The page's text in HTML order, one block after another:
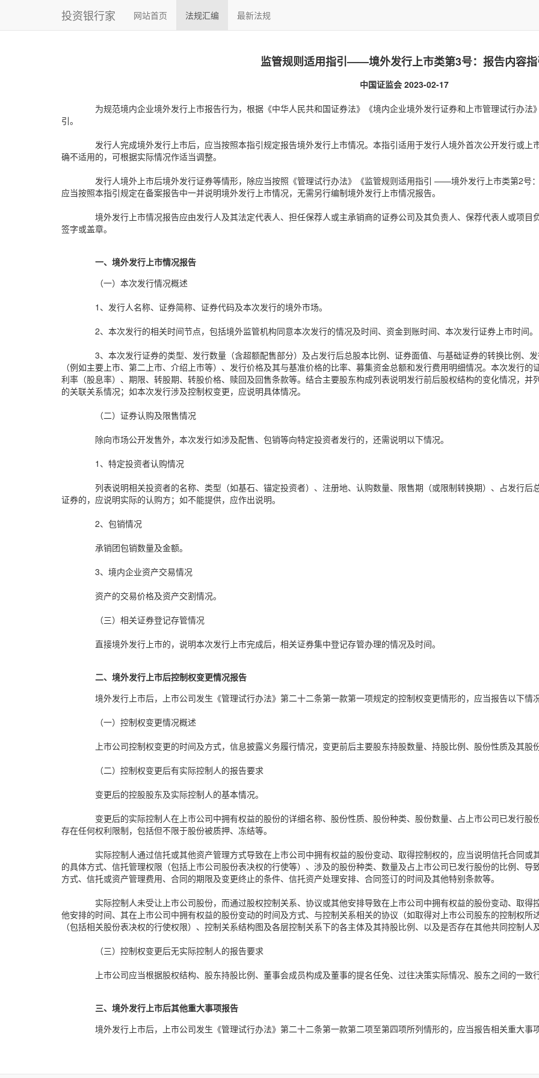
投资银行家 网站首页 法规汇编 最新法规
监管规则适用指引——境外发行上市类第3号：报告内容指
中国证监会 2023-02-17
为规范境内企业境外发行上市报告行为，根据《中华人民共和国证券法》《境内企业境外发行证券和上市管理试行办
引。
发行人完成境外发行上市后，应当按照本指引规定报告境外发行上市情况。本指引适用于发行人境外首次公开发行或
确不适用的，可根据实际情况作适当调整。
发行人境外上市后境外发行证券等情形，除应当按照《管理试行办法》《监管规则适用指引 ——境外发行上市类第2号
应当按照本指引规定在备案报告中一并说明境外发行上市情况，无需另行编制境外发行上市情况报告。
境外发行上市情况报告应由发行人及其法定代表人、担任保荐人或主承销商的证券公司及其负责人、保荐代表人或项
签字或盖章。
一、境外发行上市情况报告
（一）本次发行情况概述
1、发行人名称、证券简称、证券代码及本次发行的境外市场。
2、本次发行的相关时间节点，包括境外监管机构同意本次发行的情况及时间、资金到账时间、本次发行证券上市时间。
3、本次发行证券的类型、发行数量（含超额配售部分）及占发行后总股本比例、证券面值、与基础证券的转换比例、
（例如主要上市、第二上市、介绍上市等）、发行价格及其与基准价格的比率、募集资金总额和发行费用明细情况。本次发行
利率（股息率）、期限、转股期、转股价格、赎回及回售条款等。结合主要股东构成列表说明发行前后股权结构的变化情况，
的关联关系情况；如本次发行涉及控制权变更，应说明具体情况。
（二）证券认购及限售情况
除向市场公开发售外，本次发行如涉及配售、包销等向特定投资者发行的，还需说明以下情况。
1、特定投资者认购情况
列表说明相关投资者的名称、类型（如基石、锚定投资者）、注册地、认购数量、限售期（或限制转换期）、占发行
证券的，应说明实际的认购方；如不能提供，应作出说明。
2、包销情况
承销团包销数量及金额。
3、境内企业资产交易情况
资产的交易价格及资产交割情况。
（三）相关证券登记存管情况
直接境外发行上市的，说明本次发行上市完成后，相关证券集中登记存管办理的情况及时间。
二、境外发行上市后控制权变更情况报告
境外发行上市后，上市公司发生《管理试行办法》第二十二条第一款第一项规定的控制权变更情形的，应当报告以下情况
（一）控制权变更情况概述
上市公司控制权变更的时间及方式，信息披露义务履行情况，变更前后主要股东持股数量、持股比例、股份性质及其股
（二）控制权变更后有实际控制人的报告要求
变更后的控股股东及实际控制人的基本情况。
变更后的实际控制人在上市公司中拥有权益的股份的详细名称、股份性质、股份种类、股份数量、占上市公司已发行
存在任何权利限制，包括但不限于股份被质押、冻结等。
实际控制人通过信托或其他资产管理方式导致在上市公司中拥有权益的股份变动、取得控制权的，应当说明信托合同
的具体方式、信托管理权限（包括上市公司股份表决权的行使等）、涉及的股份种类、数量及占上市公司已发行股份的比例、
方式、信托或资产管理费用、合同的期限及变更终止的条件、信托资产处理安排、合同签订的时间及其他特别条款等。
实际控制人未受让上市公司股份，而通过股权控制关系、协议或其他安排导致在上市公司中拥有权益的股份变动、取
他安排的时间、其在上市公司中拥有权益的股份变动的时间及方式、与控制关系相关的协议（如取得对上市公司股东的控制权
（包括相关股份表决权的行使权限）、控制关系结构图及各层控制关系下的各主体及其持股比例、以及是否存在其他共同控制人
（三）控制权变更后无实际控制人的报告要求
上市公司应当根据股权结构、股东持股比例、董事会成员构成及董事的提名任免、过往决策实际情况、股东之间的一致
三、境外发行上市后其他重大事项报告
境外发行上市后，上市公司发生《管理试行办法》第二十二条第一款第二项至第四项所列情形的，应当报告相关重大事